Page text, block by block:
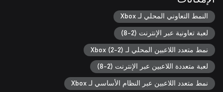
النمط التعاوني المحلي لـ Xbox
لعبة تعاونية عبر الإنترنت (2-8)
نمط متعدد اللاعبين المحلي لـ Xbox (2-2)
لعبة متعددة اللاعبين عبر الإنترنت (2-8)
نمط متعدد اللاعبين عبر النظام الأساسي لـ Xbox